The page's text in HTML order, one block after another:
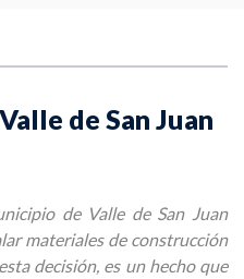
de San Juan
de Valle de San Juan
materiales de construcción
decisión, es un hecho que